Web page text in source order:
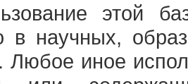
этой
в научных,
Любое иное